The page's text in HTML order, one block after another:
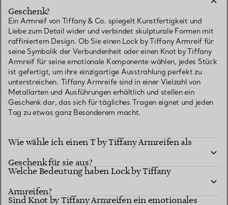
Geschenk?
Ein Armreif von Tiffany & Co. spiegelt Kunstfertigkeit und
Liebe zum Detail wider und verbindet skulpturale Formen mit
raffiniertem Design. Ob Sie einen Lock by Tiffany Armreif für
seine Symbolik der Verbundenheit oder einen Knot by Tiffany
Armreif für seine emotionale Komponente wählen, jedes Stück
ist gefertigt, um ihre einzigartige Ausstrahlung perfekt zu
unterstreichen. Tiffany Armreife sind in einer Vielzahl von
Metallarten und Ausführungen erhältlich und stellen ein
Geschenk dar, das sich für tägliches Tragen eignet und jeden
Tag zu etwas ganz Besonderem macht.
Wie wähle ich einen T by Tiffany Armreifen als
Geschenk für sie aus?
Welche Bedeutung haben Lock by Tiffany
Armreifen?
Sind Knot by Tiffany Armreifen ein emotionales